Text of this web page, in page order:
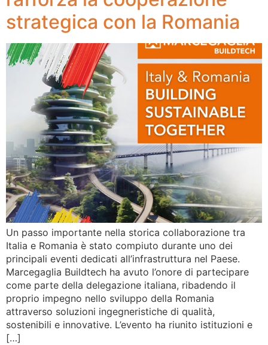
strategica con la Romania
Un passo importante nella storica collaborazione tra
Italia e Romania è stato compiuto durante uno dei
principali eventi dedicati all’infrastruttura nel Paese.
Marcegaglia Buildtech ha avuto l’onore di partecipare
come parte della delegazione italiana, ribadendo il
proprio impegno nello sviluppo della Romania
attraverso soluzioni ingegneristiche di qualità,
sostenibili e innovative. L’evento ha riunito istituzioni e
[…]